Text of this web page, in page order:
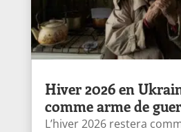
Hiver 2026 en
comme arme de
L’hiver 2026 restera